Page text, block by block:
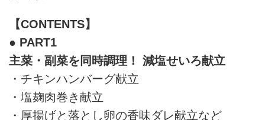
【CONTENTS】
● PART1
主菜・副菜を同時調理！ 減塩せいろ献立
・チキンハンバーグ献立
・塩麹肉巻き献立
・厚揚げと落とし卵の香味ダレ献立など